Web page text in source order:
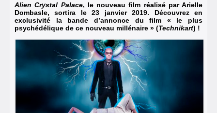
Alien Crystal Palace, le nouveau film réalisé par Arielle
Dombasle, sortira le 23 janvier 2019. Découvrez en
exclusivité la bande d’annonce du film « le plus
psychédélique de ce nouveau millénaire » (Technikart) !